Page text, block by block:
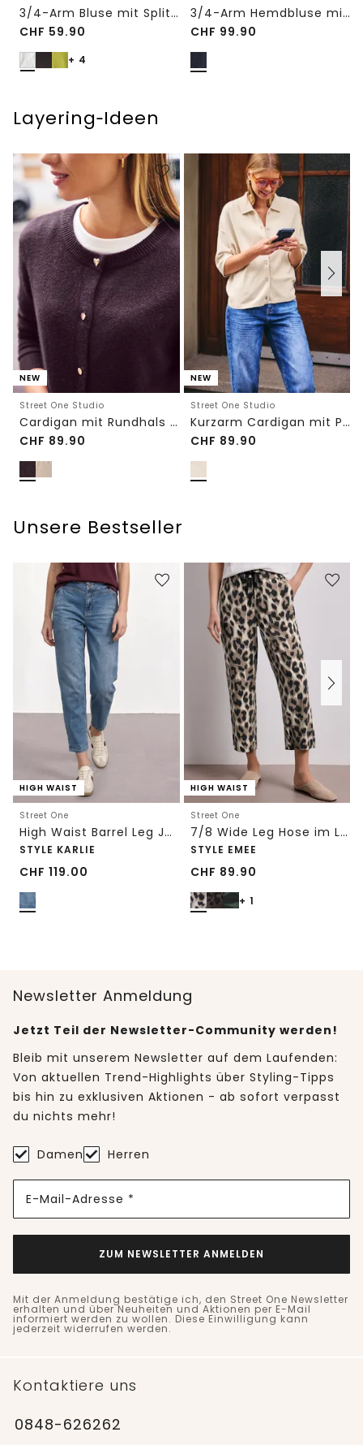
3/4-Arm Bluse mit Split Neck
CHF 59.90
+ 4
3/4-Arm Hemdbluse mit Knopfleiste
CHF 99.90
Layering‑Ideen
NEW
Street One Studio
Cardigan mit Rundhals und Knöpfen
CHF 89.90
NEW
Street One Studio
Kurzarm Cardigan mit Polokragen
CHF 89.90
Unsere Bestseller
HIGH WAIST
Street One
High Waist Barrel Leg Jeans im Loose Fit
STYLE KARLIE
CHF 119.00
HIGH WAIST
Street One
7/8 Wide Leg Hose im Loose Fit mit Print
STYLE EMEE
CHF 89.90
+ 1
Newsletter Anmeldung
Jetzt Teil der Newsletter-Community werden!
Bleib mit unserem Newsletter auf dem Laufenden:
Von aktuellen Trend-Highlights über Styling-Tipps
bis hin zu exklusiven Aktionen - ab sofort verpasst
du nichts mehr!
Damen Herren
E-Mail-Adresse *
ZUM NEWSLETTER ANMELDEN
Mit der Anmeldung bestätige ich, den Street One Newsletter
erhalten und über Neuheiten und Aktionen per E-Mail
informiert werden zu wollen. Diese Einwilligung kann
jederzeit widerrufen werden.
Kontaktiere uns
0848-626262